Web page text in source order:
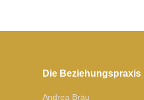
Die Beziehungspraxis
Andrea Bräu